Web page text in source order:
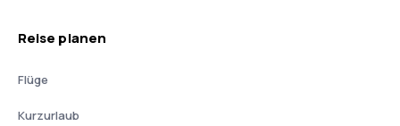
Reise planen
Flüge
Kurzurlaub